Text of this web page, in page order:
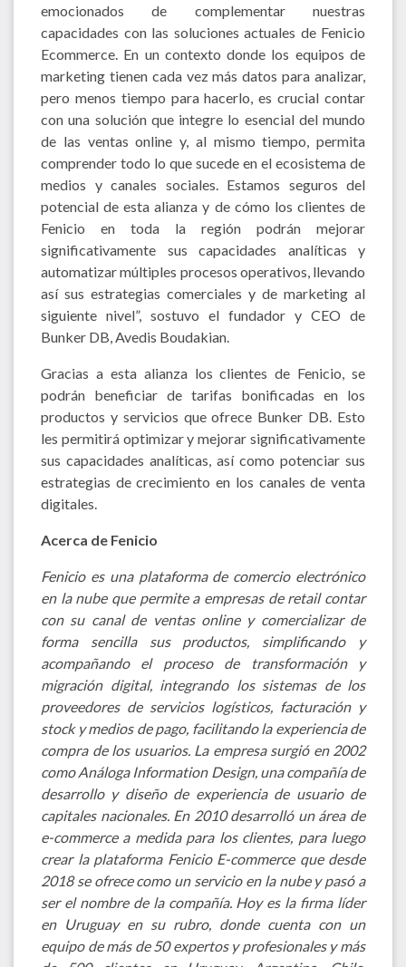
emocionados de complementar nuestras
capacidades con las soluciones actuales de Fenicio
Ecommerce. En un contexto donde los equipos de
marketing tienen cada vez más datos para analizar,
pero menos tiempo para hacerlo, es crucial contar
con una solución que integre lo esencial del mundo
de las ventas online y, al mismo tiempo, permita
comprender todo lo que sucede en el ecosistema de
medios y canales sociales. Estamos seguros del
potencial de esta alianza y de cómo los clientes de
Fenicio en toda la región podrán mejorar
significativamente sus capacidades analíticas y
automatizar múltiples procesos operativos, llevando
así sus estrategias comerciales y de marketing al
siguiente nivel”, sostuvo el fundador y CEO de
Bunker DB, Avedis Boudakian.
Gracias a esta alianza los clientes de Fenicio, se
podrán beneficiar de tarifas bonificadas en los
productos y servicios que ofrece Bunker DB. Esto
les permitirá optimizar y mejorar significativamente
sus capacidades analíticas, así como potenciar sus
estrategias de crecimiento en los canales de venta
digitales.
Acerca de Fenicio
Fenicio es una plataforma de comercio electrónico
en la nube que permite a empresas de retail contar
con su canal de ventas online y comercializar de
forma sencilla sus productos, simplificando y
acompañando el proceso de transformación y
migración digital, integrando los sistemas de los
proveedores de servicios logísticos, facturación y
stock y medios de pago, facilitando la experiencia de
compra de los usuarios. La empresa surgió en 2002
como Análoga Information Design, una compañía de
desarrollo y diseño de experiencia de usuario de
capitales nacionales. En 2010 desarrolló un área de
e-commerce a medida para los clientes, para luego
crear la plataforma Fenicio E-commerce que desde
2018 se ofrece como un servicio en la nube y pasó a
ser el nombre de la compañía. Hoy es la firma líder
en Uruguay en su rubro, donde cuenta con un
equipo de más de 50 expertos y profesionales y más